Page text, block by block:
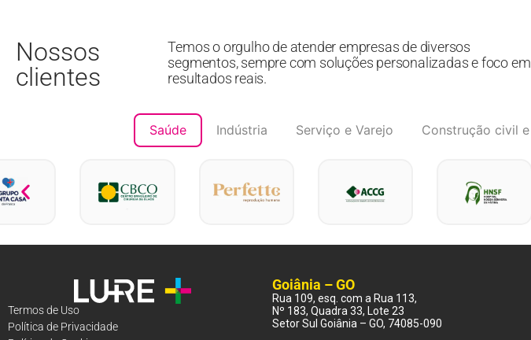
Nossos
clientes
Temos o orgulho de atender empresas de diversos
segmentos, sempre com soluções personalizadas e foco em
resultados reais.
Saúde Indústria Serviço e Varejo Construção civil
Termos de Uso
Política de Privacidade
Goiânia – GO
Rua 109, esq. com a Rua 113,
Nº 183, Quadra 33, Lote 23
Setor Sul Goiânia – GO, 74085-090